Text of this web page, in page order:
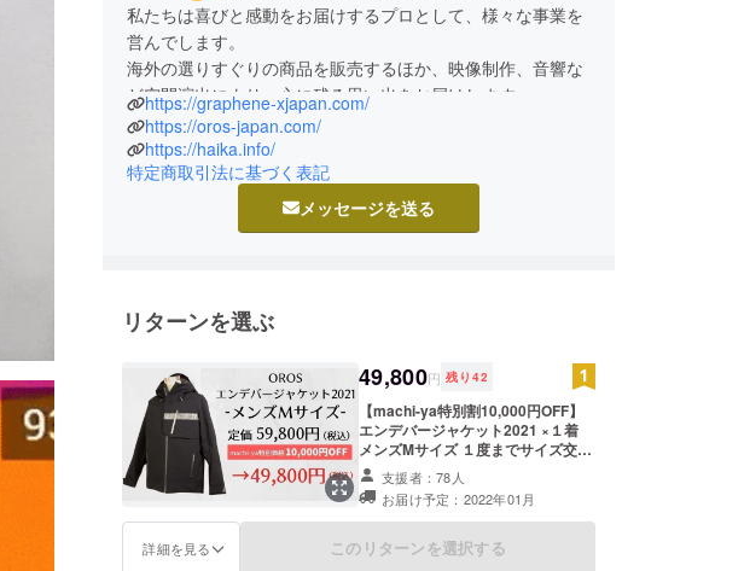
私たちは喜びと感動をお届けするプロとして、様々な事業を
営んでします。
海外の選りすぐりの商品を販売するほか、映像制作、音響な
ど空間演出により、心に残る思い出をお届けします。
https://graphene-xjapan.com/
https://oros-japan.com/
https://haika.info/
特定商取引法に基づく表記
メッセージを送る
リターンを選ぶ
49,800円 残り 42
【machi-ya特別割10,000円OFF】
エンデバージャケット2021 ×１着
メンズMサイズ １度までサイズ交換
OK ※サイズ交換用の在庫を別にご用
意しておりますが、万が一在庫がな
くなった場合には交換できないこと
もございますのであらかじめご了承
ください。 OROS エンデバージャ
支援者：78人
お届け予定：2022年01月
詳細を見る このリターンを選択する